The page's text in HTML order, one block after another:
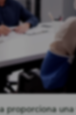
proporciona